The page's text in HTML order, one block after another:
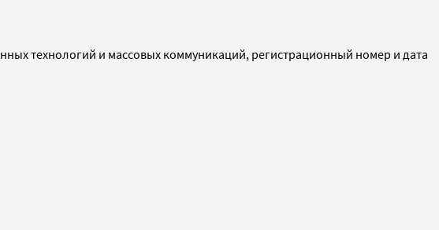
технологий и массовых коммуникаций, регистрационный номер и дата